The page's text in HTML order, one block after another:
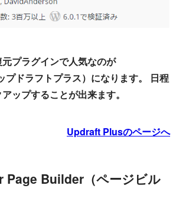
プラグインで人気なのが
ドラフトプラス）になります。 日程
ップすることが出来ます。
Updraft Plusのページへ
Page Builder（ページビル